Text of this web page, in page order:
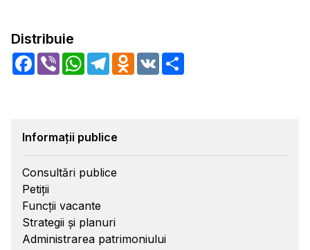
Distribuie
Facebook
Viber WhatsApp
TelegramOdnoklassniki
VK
Informații publice
Consultări publice
Petiții
Funcții vacante
Strategii și planuri
Administrarea patrimoniului